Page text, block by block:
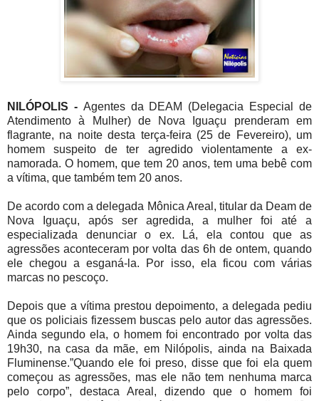
NILÓPOLIS - Agentes da DEAM (Delegacia Especial de
Atendimento à Mulher) de Nova Iguaçu prenderam em
flagrante, na noite desta terça-feira (25 de Fevereiro), um
homem suspeito de ter agredido violentamente a ex-
namorada. O homem, que tem 20 anos, tem uma bebê com
a vítima, que também tem 20 anos.
De acordo com a delegada Mônica Areal, titular da Deam de
Nova Iguaçu, após ser agredida, a mulher foi até a
especializada denunciar o ex. Lá, ela contou que as
agressões aconteceram por volta das 6h de ontem, quando
ele chegou a esganá-la. Por isso, ela ficou com várias
marcas no pescoço.
Depois que a vítima prestou depoimento, a delegada pediu
que os policiais fizessem buscas pelo autor das agressões.
Ainda segundo ela, o homem foi encontrado por volta das
19h30, na casa da mãe, em Nilópolis, ainda na Baixada
Fluminense.”Quando ele foi preso, disse que foi ela quem
começou as agressões, mas ele não tem nenhuma marca
pelo corpo”, destaca Areal, dizendo que o homem foi